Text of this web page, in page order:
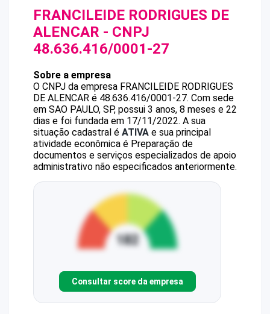
FRANCILEIDE RODRIGUES DE
ALENCAR - CNPJ
48.636.416/0001-27
Sobre a empresa
O CNPJ da empresa FRANCILEIDE RODRIGUES
DE ALENCAR é 48.636.416/0001-27. Com sede
em SAO PAULO, SP, possui 3 anos, 8 meses e 22
dias e foi fundada em 17/11/2022. A sua
situação cadastral é ATIVA e sua principal
atividade econômica é Preparação de
documentos e serviços especializados de apoio
administrativo não especificados anteriormente.
Consultar score da empresa